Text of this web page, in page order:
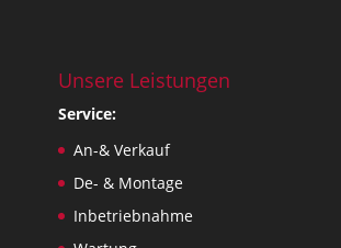
Unsere Leistungen
Service:
An-& Verkauf
De- & Montage
Inbetriebnahme